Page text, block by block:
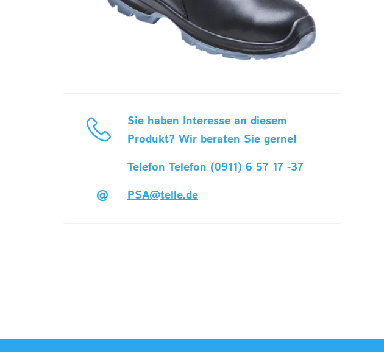
Sie haben Interesse an diesem
Produkt? Wir beraten Sie gerne!
Telefon Telefon (0911) 6 57 17 -37
PSA@telle.de